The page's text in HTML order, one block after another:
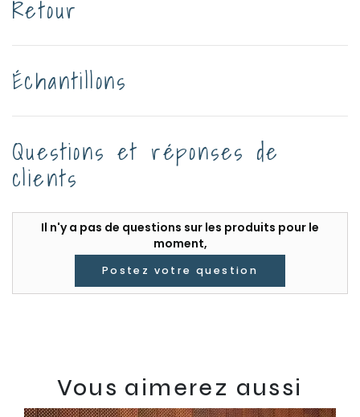
Retour
Échantillons
Questions et réponses de
clients
Il n'y a pas de questions sur les produits pour le
moment,
Postez votre question
Vous aimerez aussi